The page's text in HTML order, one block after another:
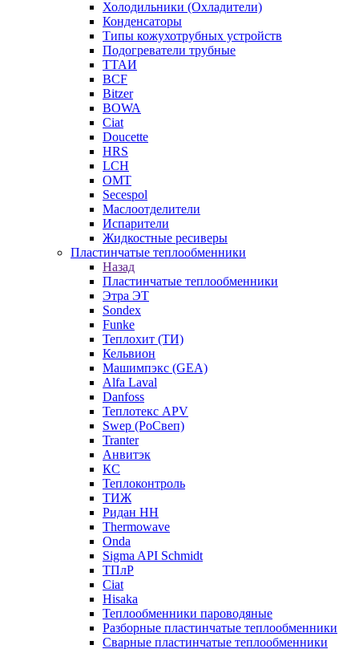
Холодильники (Охладители)
Конденсаторы
Типы кожухотрубных устройств
Подогреватели трубные
ТТАИ
BCF
Bitzer
BOWA
Ciat
Doucette
HRS
LCH
OMT
Secespol
Маслоотделители
Испарители
Жидкостные ресиверы
Пластинчатые теплообменники
Назад
Пластинчатые теплообменники
Этра ЭТ
Sondex
Funke
Теплохит (ТИ)
Кельвион
Машимпэкс (GEA)
Alfa Laval
Danfoss
Теплотекс APV
Swep (РоСвеп)
Tranter
Анвитэк
КС
Теплоконтроль
ТИЖ
Ридан НН
Thermowave
Onda
Sigma API Schmidt
ТПлР
Ciat
Hisaka
Теплообменники пароводяные
Разборные пластинчатые теплообменники
Сварные пластинчатые теплообменники